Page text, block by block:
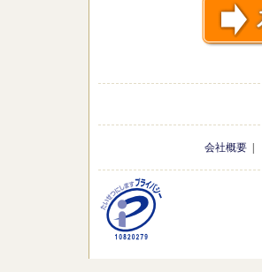
会社概要|